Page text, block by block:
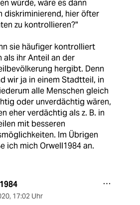
würde, wäre es dann
diskriminierend, hier öfter
zu kontrollieren?"
sie häufiger kontrolliert
als ihr Anteil an der
hergibt. Denn
wir ja in einem Stadtteil, in
alle Menschen gleich
oder unverdächtig wären,
eher verdächtig als z. B. in
mit besseren
Im Übrigen
ich mich Orwell1984 an.
, 17:02 Uhr